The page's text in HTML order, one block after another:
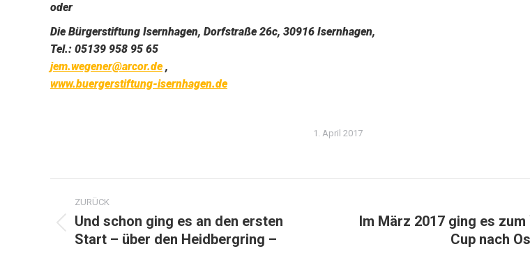
oder
Die Bürgerstiftung Isernhagen, Dorfstraße 26c, 30916 Isernhagen,
Tel.: 05139 958 95 65
jem.wegener@arcor.de,
www.buergerstiftung-isernhagen.de
1. April 2017
Kommentarnavigation
ZURÜCK
Vorheriger
Beitrag:
Und schon ging es an den ersten
Start – über den Heidbergring –
Nächster
Im März 2017 ging es
Cup nach